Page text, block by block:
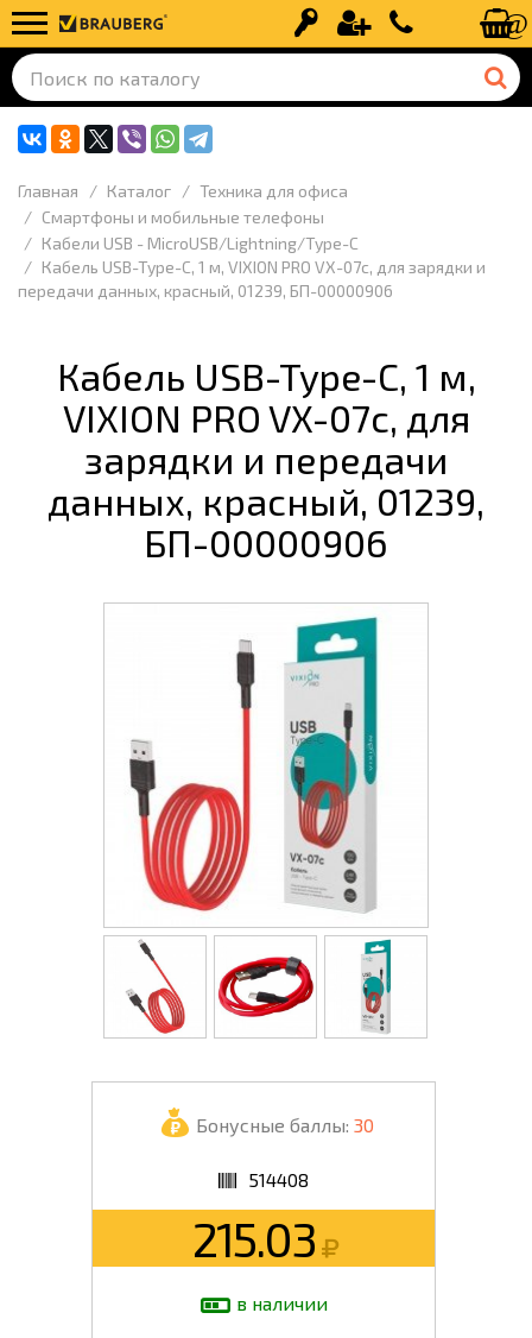
Вход Регистрация+7 (499) 110-
Главная Каталог
Техника для офиса
Смартфоны и мобильные телефоны
Кабели USB - MicroUSB/Lightning/Type-C
Кабель USB-Type-C, 1 м, VIXION PRO VX-07c, для зарядки и
передачи данных, красный, 01239, БП-00000906
Кабель USB-Type-C, 1 м,
VIXION PRO VX-07c, для
зарядки и передачи
данных, красный, 01239,
БП-00000906
Бонусные баллы: 30
514408
215.03
в наличии